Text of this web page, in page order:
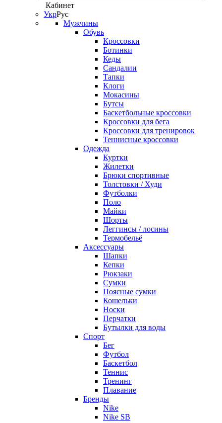
Кабинет
УкрРус
Мужчины
Обувь
Кроссовки
Ботинки
Кеды
Сандалии
Тапки
Клоги
Мокасины
Бутсы
Баскетбольные кроссовки
Кроссовки для бега
Кроссовки для тренировок
Теннисные кроссовки
Одежда
Куртки
Жилетки
Брюки спортивные
Толстовки / Худи
Футболки
Поло
Майки
Шорты
Леггинсы / лосины
Термобельё
Аксессуары
Шапки
Кепки
Рюкзаки
Сумки
Поясные сумки
Кошельки
Носки
Перчатки
Бутылки для воды
Спорт
Бег
Футбол
Баскетбол
Теннис
Тренинг
Плавание
Бренды
Nike
Nike SB